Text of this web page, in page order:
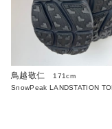
鳥越敬仁
171cm
SnowPeak LANDSTATION